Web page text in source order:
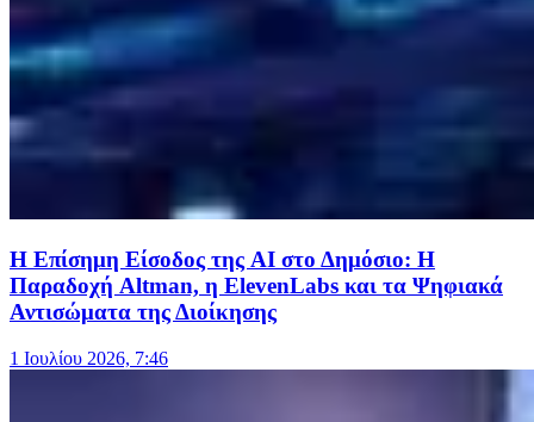
Η Επίσημη Είσοδος της AI στο Δημόσιο: Η
Παραδοχή Altman, η ElevenLabs και τα Ψηφιακά
Αντισώματα της Διοίκησης
1 Ιουλίου 2026, 7:46